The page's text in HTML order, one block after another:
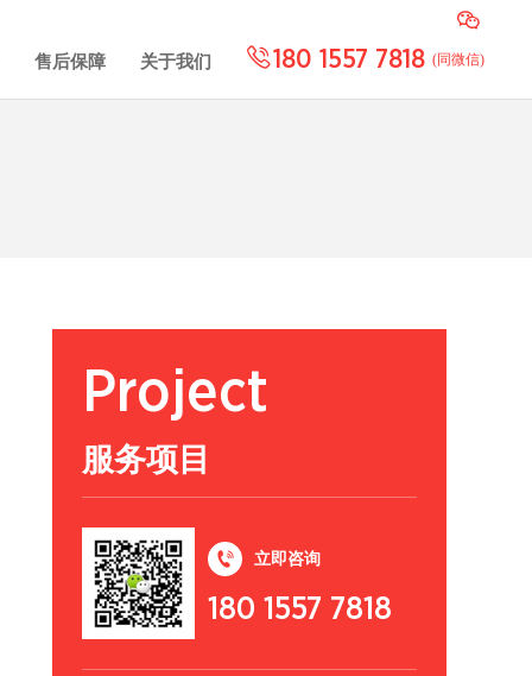
售后保障 关于我们 180 1557 7818 (同微信)
Project
服务项目
立即咨询
180 1557 7818